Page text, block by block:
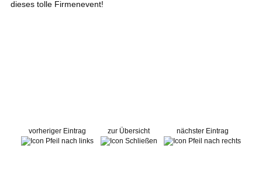
dieses tolle Firmenevent!
vorheriger Eintrag zur Übersicht nächster Eintrag